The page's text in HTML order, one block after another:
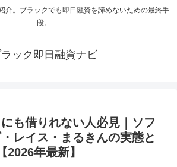
介。ブラックでも即日融資を諦めないための最終手
段。
ック即日融資ナビ
も借りれない人必見｜ソフ
・レイス・まるきんの実態と
2026年最新】